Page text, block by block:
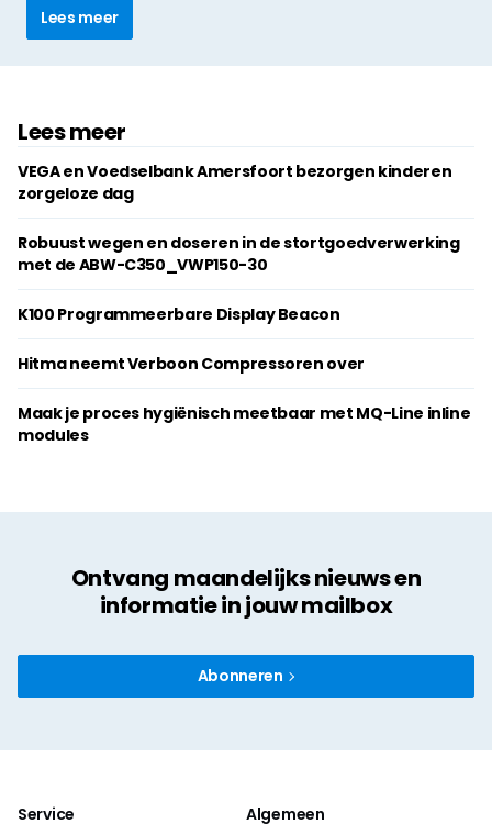
Lees meer
Lees meer
VEGA en Voedselbank Amersfoort bezorgen kinderen
zorgeloze dag
Robuust wegen en doseren in de stortgoedverwerking
met de ABW-C350_VWP150-30
K100 Programmeerbare Display Beacon
Hitma neemt Verboon Compressoren over
Maak je proces hygiënisch meetbaar met MQ-Line inline
modules
Ontvang maandelijks nieuws en
informatie in jouw mailbox
Abonneren
Service Algemeen